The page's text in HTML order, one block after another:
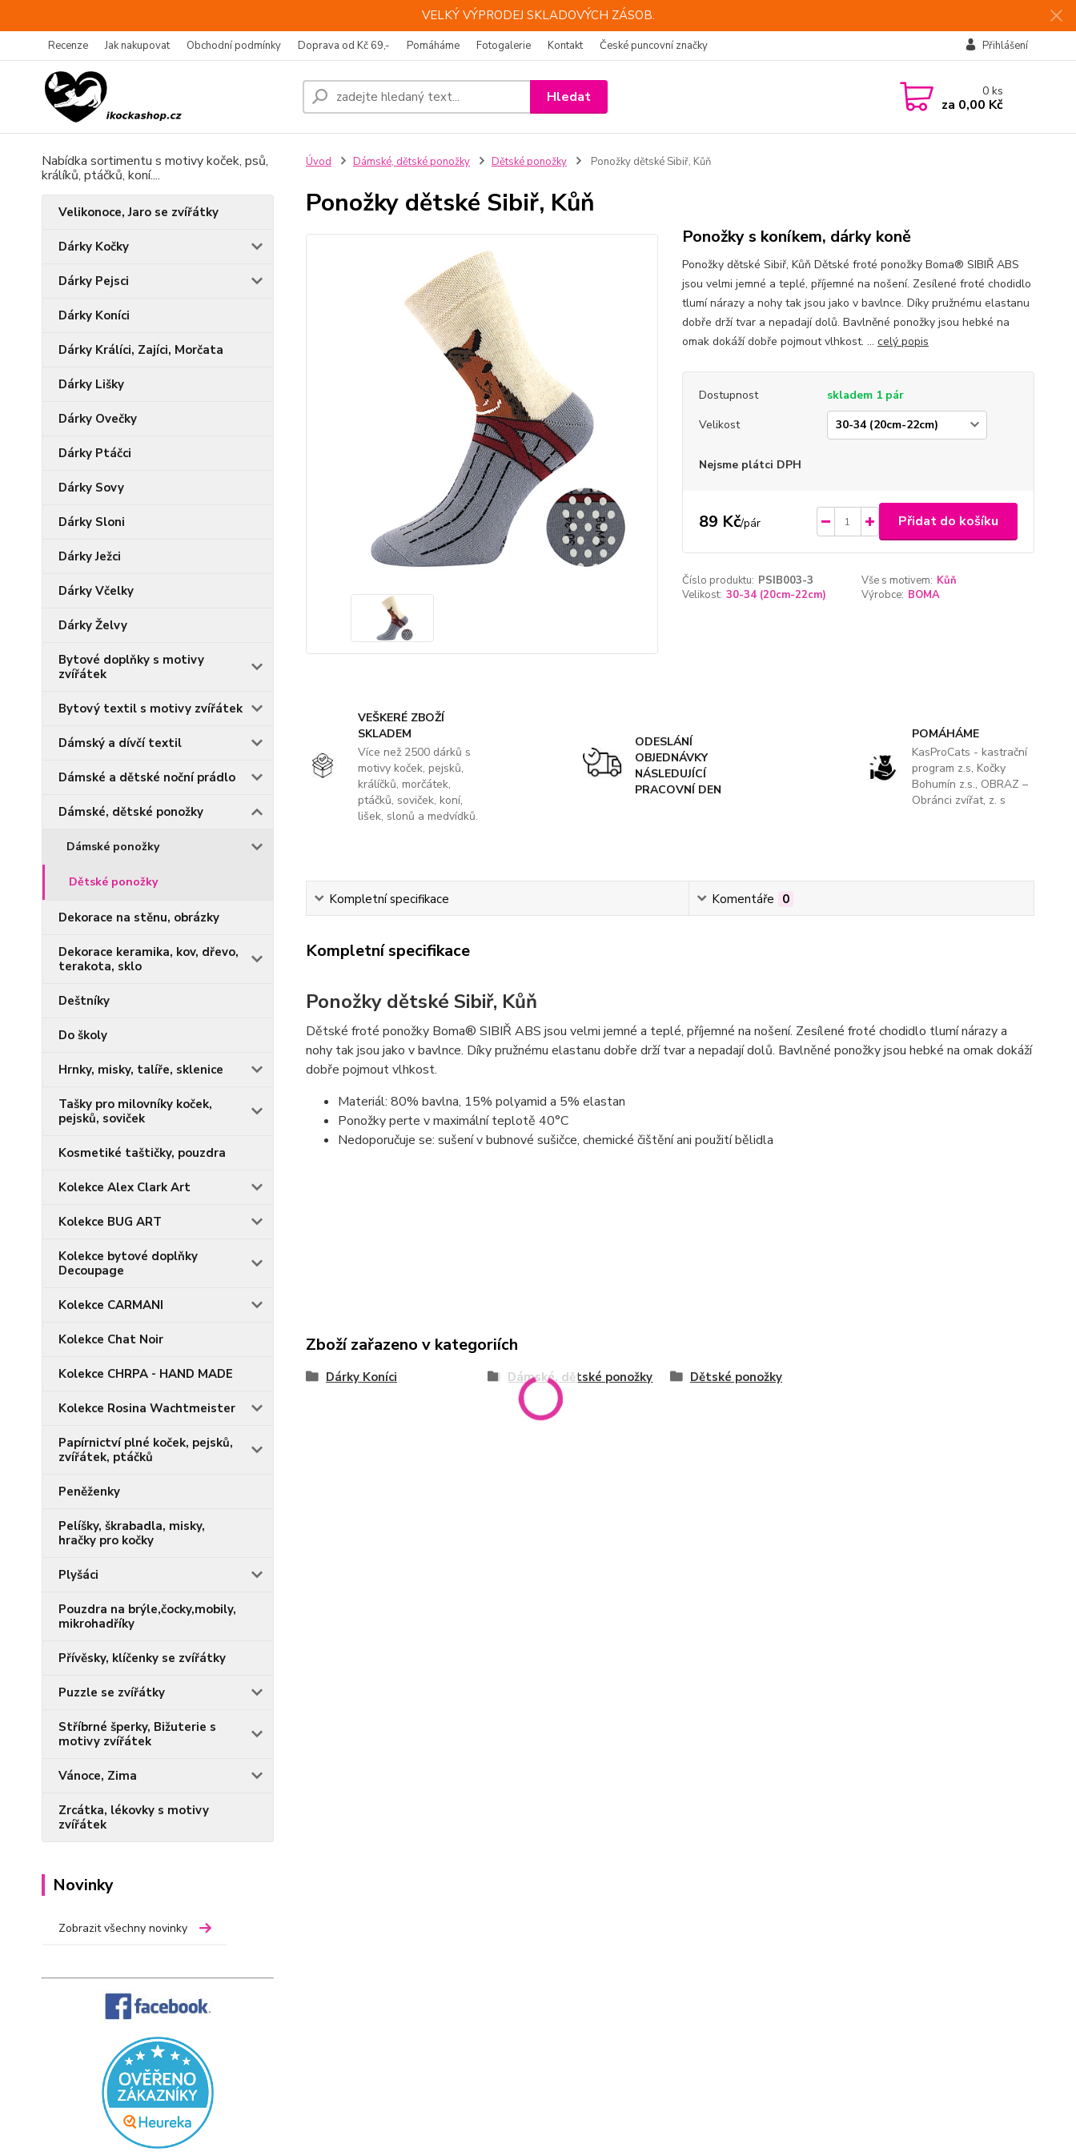
VELKÝ VÝPRODEJ SKLADOVÝCH ZÁSOB.
Recenze Jak nakupovat Obchodní podmínky Doprava od Kč 69,- Pomáháme Fotogalerie Kontakt České puncovní značky Přihlášení
Hledat 0ks
za 0,00 Kč
Nabídka sortimentu s motivy koček, psů,
králíků, ptáčků, koní....
Velikonoce, Jaro se zvířátky
Dárky Kočky
Dárky Pejsci
Dárky Koníci
Dárky Králíci, Zajíci, Morčata
Dárky Lišky
Dárky Ovečky
Dárky Ptáčci
Dárky Sovy
Dárky Sloni
Dárky Ježci
Dárky Včelky
Dárky Želvy
Bytové doplňky s motivy
zvířátek
Bytový textil s motivy zvířátek
Dámský a dívčí textil
Dámské a dětské noční prádlo
Dámské, dětské ponožky
Dámské ponožky
Dětské ponožky
Dekorace na stěnu, obrázky
Dekorace keramika, kov, dřevo,
terakota, sklo
Deštníky
Do školy
Hrnky, misky, talíře, sklenice
Tašky pro milovníky koček,
pejsků, soviček
Kosmetiké taštičky, pouzdra
Kolekce Alex Clark Art
Kolekce BUG ART
Kolekce bytové doplňky
Decoupage
Kolekce CARMANI
Kolekce Chat Noir
Kolekce CHRPA - HAND MADE
Kolekce Rosina Wachtmeister
Papírnictví plné koček, pejsků,
zvířátek, ptáčků
Peněženky
Pelíšky, škrabadla, misky,
hračky pro kočky
Plyšáci
Pouzdra na brýle,čocky,mobily,
mikrohadříky
Přívěsky, klíčenky se zvířátky
Puzzle se zvířátky
Stříbrné šperky, Bižuterie s
motivy zvířátek
Vánoce, Zima
Zrcátka, lékovky s motivy
zvířátek
Novinky
Zobrazit všechny novinky
Úvod Dámské, dětské ponožky Dětské ponožky Ponožky dětské Sibiř, Kůň
Ponožky dětské Sibiř, Kůň
Ponožky s koníkem, dárky koně
Ponožky dětské Sibiř, Kůň Dětské froté ponožky Boma® SIBIŘ ABS
jsou velmi jemné a teplé, příjemné na nošení. Zesílené froté chodidlo
tlumí nárazy a nohy tak jsou jako v bavlnce. Díky pružnému elastanu
dobře drží tvar a nepadají dolů. Bavlněné ponožky jsou hebké na
omak dokáží dobře pojmout vlhkost. ... celý popis
Dostupnost
skladem 1 pár
Velikost
Nejsme plátci DPH
89 Kč/pár Přidat do košíku
Číslo produktu: PSIB003-3 Vše s motivem: Kůň
Velikost: 30-34 (20cm-22cm) Výrobce: BOMA
VEŠKERÉ ZBOŽÍ
SKLADEM
Více než 2500 dárků s
motivy koček, pejsků,
králíčků, morčátek,
ptáčků, soviček, koní,
lišek, slonů a medvídků.
ODESLÁNÍ
OBJEDNÁVKY
NÁSLEDUJÍCÍ
PRACOVNÍ DEN
POMÁHÁME
KasProCats - kastrační
program z.s, Kočky
Bohumín z.s., OBRAZ –
Obránci zvířat, z. s
Kompletní specifikace Komentáře 0
Kompletní specifikace
Ponožky dětské Sibiř, Kůň
Dětské froté ponožky Boma® SIBIŘ ABS jsou velmi jemné a teplé, příjemné na nošení. Zesílené froté chodidlo tlumí nárazy a
nohy tak jsou jako v bavlnce. Díky pružnému elastanu dobře drží tvar a nepadají dolů. Bavlněné ponožky jsou hebké na omak dokáží
dobře pojmout vlhkost.
Materiál: 80% bavlna, 15% polyamid a 5% elastan
Ponožky perte v maximální teplotě 40°C
Nedoporučuje se: sušení v bubnové sušičce, chemické čištění ani použití bělidla
Zboží zařazeno v kategoriích
Dárky Koníci Dámské, dětské ponožky Dětské ponožky